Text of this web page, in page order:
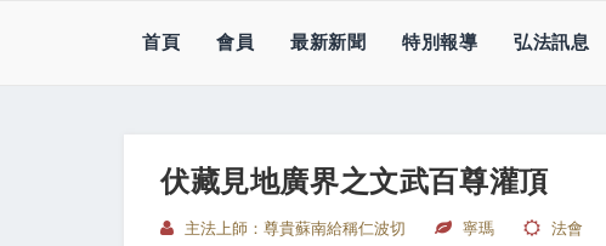
首頁 會員 最新新聞 特別報導 弘法訊息
伏藏見地廣界之文武百尊灌頂
主法上師：尊貴蘇南給稱仁波切 寧瑪 法會